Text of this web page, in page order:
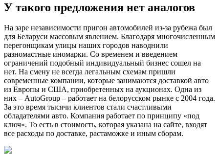
У такого предложения нет аналогов
На заре независимости пригон автомобилей из-за рубежа был
для Беларуси массовым явлением. Благодаря многочисленным
перегонщикам улицы наших городов наводнили
разномастные иномарки. Со временем и введением
ограничений подобный индивидуальный бизнес сошел на
нет. На смену не всегда легальным схемам пришли
современные компании, которые занимаются доставкой авто
из Европы и США, приобретенных на аукционах. Одна из
них – AutoGroup – работает на белорусском рынке с 2004 года.
За это время тысячи клиентов стали счастливыми
обладателями авто. Компания работает по принципу «под
ключ». То есть в стоимость, которая указана на сайте, входят
все расходы по доставке, растаможке и иным сборам.